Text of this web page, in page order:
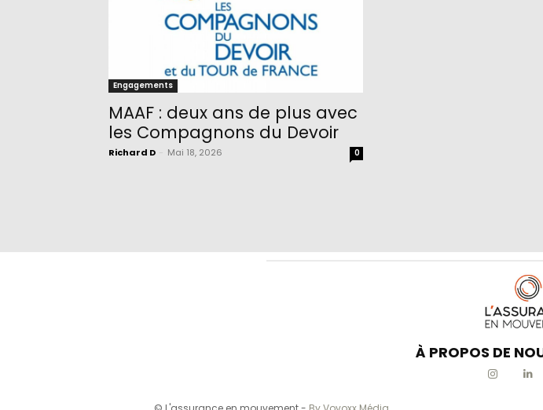
Engagements
MAAF : deux ans de plus avec
les Compagnons du Devoir
Richard D Mai 18, 2026 0
À PROPOS DE